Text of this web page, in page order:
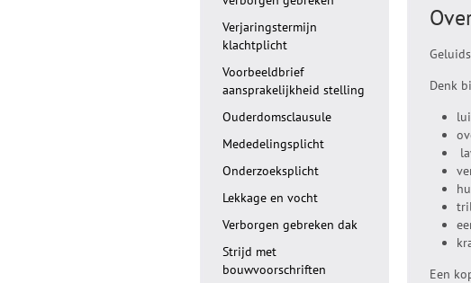
Denk
Een
Verjaringstermijn
klachtplicht
Voorbeeldbrief
aansprakelijkheid stelling
Ouderdomsclausule
Mededelingsplicht
Onderzoeksplicht
Lekkage en vocht
Verborgen gebreken dak
Strijd met
bouwvoorschriften